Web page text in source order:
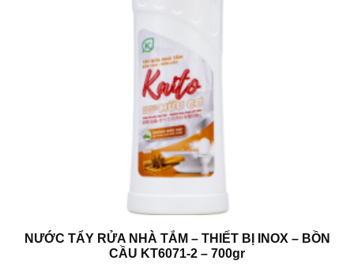
NƯỚC TẨY RỬA NHÀ TẮM – THIẾT BỊ INOX – BỒN
CẦU KT6071-2 – 700gr